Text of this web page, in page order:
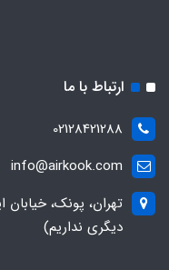
ارتباط با ما
02128421288
info@airkook.com
دیگری نداریم)